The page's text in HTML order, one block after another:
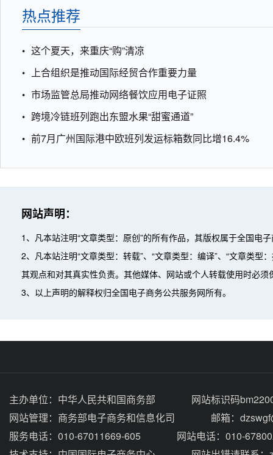
热点推荐
这个夏天，来重庆“购”清凉
上合组织是推动国际经贸合作重要力量
市场监管总局推动网络餐饮应用电子证照
跨境冷链班列跑出东盟水果“甜蜜通道”
前7月广州国际港中欧班列发运标箱数同比增16.4%
网站声明：
1、凡本站注明“文章类型：原创”的所有作品，其版权属于全国电
2、凡本站注明“文章类型：转载”、“文章类型：编译”、“文章类
其观点和对其真实性负责。其他媒体、网站或个人转载使用时必
3、以上声明的解释权归全国电子商务公共服务网所有。
主办单位： 中华人民共和国商务部
网站标识码
网站管理： 商务部电子商务和信息化司
邮箱：
服务电话：010-67011669-605
网站电话：010-